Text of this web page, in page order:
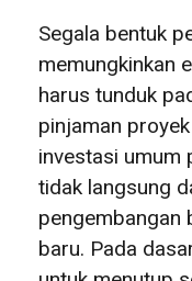
Segala bentuk
memungkinkan
harus tunduk
pinjaman
investasi umum
tidak langsung
pengembangan
baru. Pada